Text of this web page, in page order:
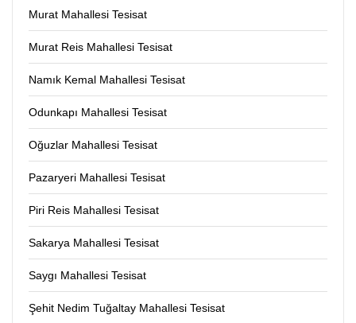
Murat Mahallesi Tesisat
Murat Reis Mahallesi Tesisat
Namık Kemal Mahallesi Tesisat
Odunkapı Mahallesi Tesisat
Oğuzlar Mahallesi Tesisat
Pazaryeri Mahallesi Tesisat
Piri Reis Mahallesi Tesisat
Sakarya Mahallesi Tesisat
Saygı Mahallesi Tesisat
Şehit Nedim Tuğaltay Mahallesi Tesisat